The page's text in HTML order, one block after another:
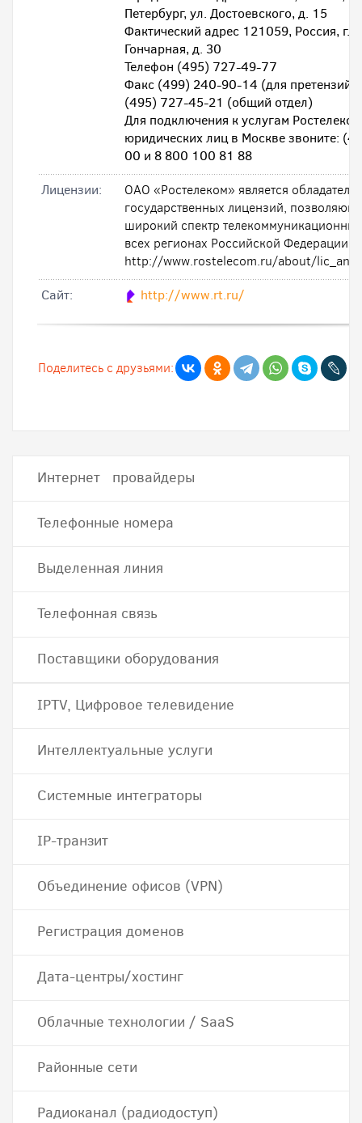
Петербург, ул. Достоевского, д. 15
Фактический адрес 121059, Россия, г.
Гончарная, д. 30
Телефон (495) 727-49-77
Факс (499) 240-90-14 (для претензий
(495) 727-45-21 (общий отдел)
Для подключения к услугам
юридических лиц в Москве звоните:
00 и 8 800 100 81 88
Лицензии:
ОАО «Ростелеком» является
государственных лицензий,
широкий спектр
всех регионах Российской Федерации.
http://www.rostelecom.ru/about/
Cайт:
http://www.rt.ru/
Поделитесь с друзьями:
Интернет провайдеры
Телефонные номера
Выделенная линия
Телефонная связь
Поставщики оборудования
IPTV, Цифровое телевидение
Интеллектуальные услуги
Системные интеграторы
IP-транзит
Объединение офисов (VPN)
Регистрация доменов
Дата-центры/хостинг
Облачные технологии / SaaS
Районные сети
Радиоканал (радиодоступ)